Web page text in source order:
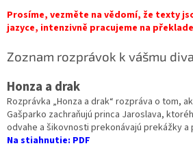
Prosíme, vezměte na vědomí, že texty
jazyce, intenzivně pracujeme na
Zoznam rozprávok k vášmu
Honza a drak
Rozprávka „Honza a drak“ rozpráva o tom,
Gašparko zachraňujú princa Jaroslava,
odvahe a šikovnosti prekonávajú prekážky a
Na stiahnutie: PDF